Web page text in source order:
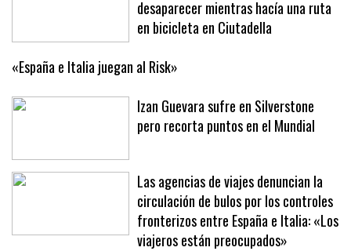
desaparecer mientras hacía una ruta
en bicicleta en Ciutadella
«España e Italia juegan al Risk»
Izan Guevara sufre en Silverstone
pero recorta puntos en el Mundial
Las agencias de viajes denuncian la
circulación de bulos por los controles
fronterizos entre España e Italia: «Los
viajeros están preocupados»